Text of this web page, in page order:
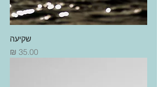
שקיעה
מחיר